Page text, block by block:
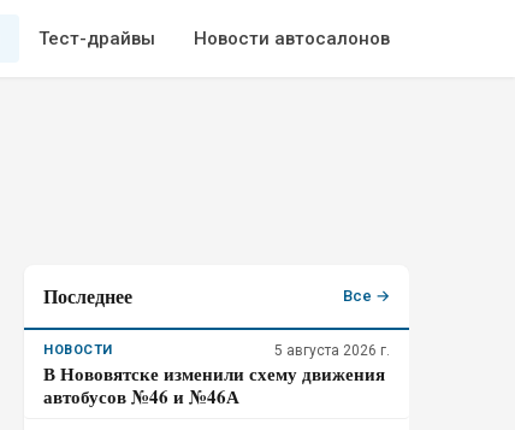
Тест-драйвы Новости автосалонов
Последнее Все →
НОВОСТИ 5 августа 2026 г.
В Нововятске изменили схему движения
автобусов №46 и №46А